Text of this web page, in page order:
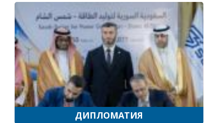
ДИПЛОМАТИЯ